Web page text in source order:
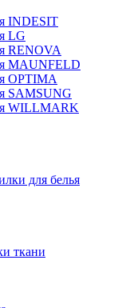
INDESIT
LG
RENOVA
MAUNFELD
OPTIMA
SAMSUNG
WILLMARK
для белья
ткани